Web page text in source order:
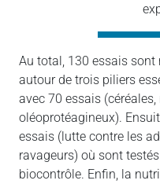
Au total, 130 essais
autour de trois piliers
avec 70 essais (céréales,
oléoprotéagineux).
essais (lutte contre les
ravageurs) où sont
biocontrôle. Enfin, la